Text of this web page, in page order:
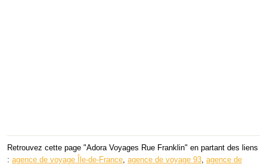
Retrouvez cette page "Adora Voyages Rue Franklin" en partant des liens
: agence de voyage Île-de-France, agence de voyage 93, agence de